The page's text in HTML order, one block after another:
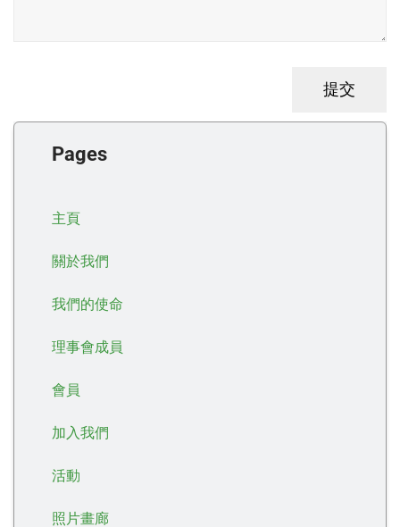
Pages
主頁
關於我們
我們的使命
理事會成員
會員
加入我們
活動
照片畫廊